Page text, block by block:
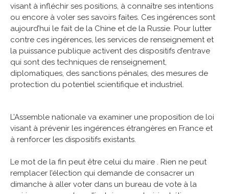
visant à infléchir ses positions, à connaître ses intentions
ou encore à voler ses savoirs faites. Ces ingérences sont
aujourd’hui le fait de la Chine et de la Russie. Pour lutter
contre ces ingérences, les services de renseignement et
la puissance publique activent des dispositifs d’entrave
qui sont des techniques de renseignement,
diplomatiques, des sanctions pénales, des mesures de
protection du potentiel scientifique et industriel.
L’Assemble nationale va examiner une proposition de loi
visant à prévenir les ingérences étrangères en France et
à renforcer les dispositifs existants.
Le mot de la fin peut être celui du maire . Rien ne peut
remplacer l’élection qui demande de consacrer un
dimanche à aller voter dans un bureau de vote à la